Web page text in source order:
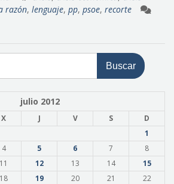
razón, lenguaje, pp, psoe, recorte
julio 2012
X J V S
D
1
4 5 6 7
8
11 12 13 14
15
18 19 20 21
22